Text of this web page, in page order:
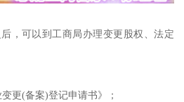
，可以到工商局办理变更股权、法定
更(备案)登记申请书》；